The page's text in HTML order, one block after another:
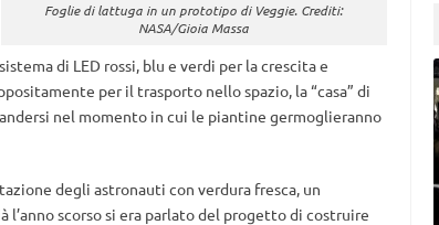
Foglie di lattuga in un prototipo di Veggie. Crediti:
NASA/Gioia Massa
di LED rossi, blu e verdi per la crescita e
per il trasporto nello spazio, la “casa” di
nel momento in cui le piantine germoglieranno
degli astronauti con verdura fresca, un
l’anno scorso si era parlato del progetto di costruire